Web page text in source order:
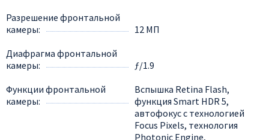
Разрешение фронтальной
камеры
12 МП
Диафрагма фронтальной
камеры
ƒ/1.9
Функции фронтальной
камеры
Вспышка Retina Flash,
функция Smart HDR 5,
автофокус с технологией
Focus Pixels, технология
Photonic Engine,